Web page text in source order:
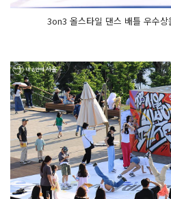
3on3 올스타일 댄스 배틀 우수